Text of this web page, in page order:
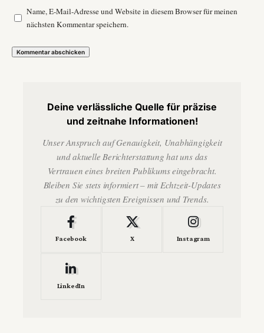
Name, E-Mail-Adresse und Website in diesem Browser für meinen
nächsten Kommentar speichern.
Deine verlässliche Quelle für präzise
und zeitnahe Informationen!
Unser Anspruch auf Genauigkeit, Unabhängigkeit
und aktuelle Berichterstattung hat uns das
Vertrauen eines breiten Publikums eingebracht.
Bleiben Sie stets informiert – mit Echtzeit-Updates
zu den wichtigsten Ereignissen und Trends.
Facebook X Instagram
LinkedIn